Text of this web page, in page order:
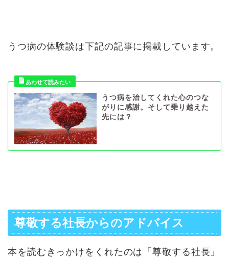
うつ病の体験談は下記の記事に掲載しています。
うつ病を治してくれた心のつな
がりに感謝。そして乗り越えた
先には？
尊敬する社長からのアドバイス
本を読むきっかけをくれたのは「尊敬する社長」